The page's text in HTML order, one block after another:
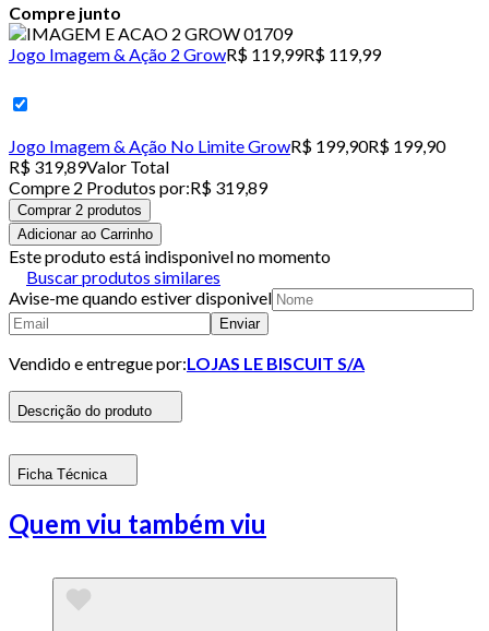
Compre junto
Jogo Imagem & Ação 2 GrowR$ 119,99R$ 119,99
Jogo Imagem & Ação No Limite GrowR$ 199,90R$ 199,90
R$ 319,89Valor Total
Compre 2 Produtos por:R$ 319,89
Comprar 2 produtos
Adicionar ao Carrinho
Este produto está indisponivel no momento
Buscar produtos similares
Avise-me quando estiver disponivel
Enviar
Vendido e entregue por:LOJAS LE BISCUIT S/A
Descrição do produto
Ficha Técnica
Quem viu também viu